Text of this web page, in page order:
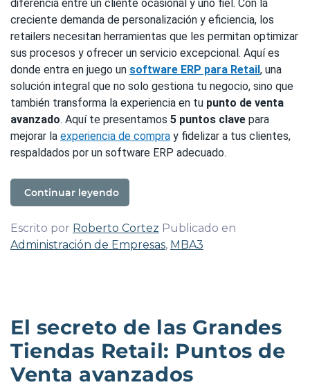
diferencia entre un cliente ocasional y uno fiel. Con la
creciente demanda de personalización y eficiencia, los
retailers necesitan herramientas que les permitan optimizar
sus procesos y ofrecer un servicio excepcional. Aquí es
donde entra en juego un software ERP para Retail, una
solución integral que no solo gestiona tu negocio, sino que
también transforma la experiencia en tu punto de venta
avanzado. Aquí te presentamos 5 puntos clave para
mejorar la experiencia de compra y fidelizar a tus clientes,
respaldados por un software ERP adecuado.
Continuar leyendo
Escrito por Roberto Cortez Publicado en
Administración de Empresas, MBA3
El secreto de las Grandes
Tiendas Retail: Puntos de
Venta avanzados